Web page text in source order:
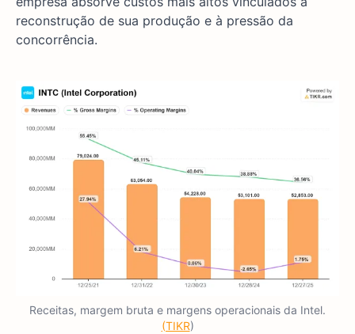
reconstrução de sua produção e à pressão da
concorrência.
Receitas, margem bruta e margens operacionais da Intel.
(TIKR)